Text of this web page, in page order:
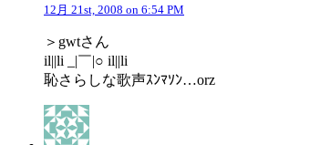
12月 21st, 2008 on 6:54 PM
＞gwtさん
il||li _|￣|○ il||li
恥さらしな歌声ｽﾝﾏｿﾝ…orz